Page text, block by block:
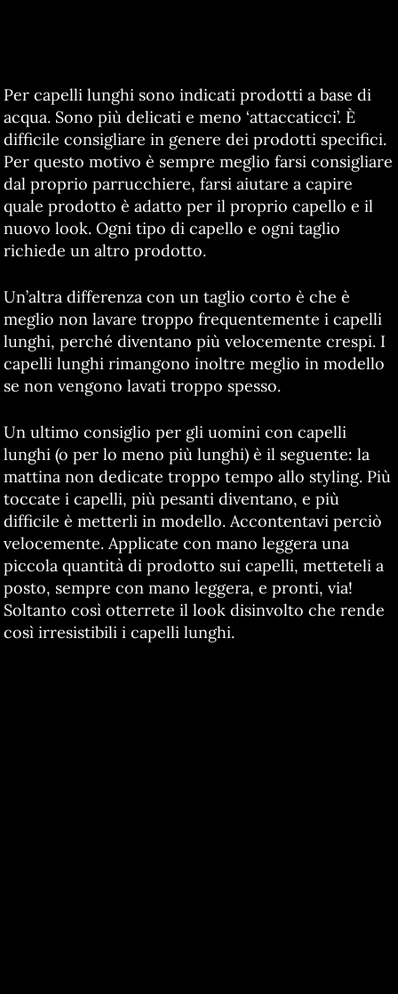
Per capelli lunghi sono indicati prodotti a base di
acqua. Sono più delicati e meno ‘attaccaticci’. È
difficile consigliare in genere dei prodotti specifici.
Per questo motivo è sempre meglio farsi consigliare
dal proprio parrucchiere, farsi aiutare a capire
quale prodotto è adatto per il proprio capello e il
nuovo look. Ogni tipo di capello e ogni taglio
richiede un altro prodotto.
Un’altra differenza con un taglio corto è che è
meglio non lavare troppo frequentemente i capelli
lunghi, perché diventano più velocemente crespi. I
capelli lunghi rimangono inoltre meglio in modello
se non vengono lavati troppo spesso.
Un ultimo consiglio per gli uomini con capelli
lunghi (o per lo meno più lunghi) è il seguente: la
mattina non dedicate troppo tempo allo styling. Più
toccate i capelli, più pesanti diventano, e più
difficile è metterli in modello. Accontentavi perciò
velocemente. Applicate con mano leggera una
piccola quantità di prodotto sui capelli, metteteli a
posto, sempre con mano leggera, e pronti, via!
Soltanto così otterrete il look disinvolto che rende
così irresistibili i capelli lunghi.